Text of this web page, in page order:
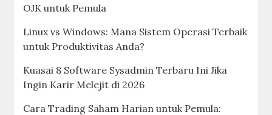
OJK untuk Pemula
Linux vs Windows: Mana Sistem Operasi Terbaik
untuk Produktivitas Anda?
Kuasai 8 Software Sysadmin Terbaru Ini Jika
Ingin Karir Melejit di 2026
Cara Trading Saham Harian untuk Pemula: